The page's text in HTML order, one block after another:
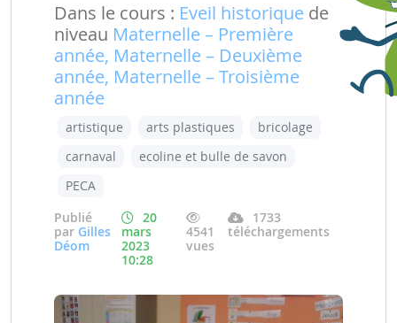
Dans le cours : Eveil historique de
niveau Maternelle – Première
année, Maternelle – Deuxième
année, Maternelle – Troisième
année
artistique arts plastiques
bricolage
carnaval
ecoline et bulle de savon
PECA
Publié
par Gilles
Déom
20
mars
2023
10:28
4541
vues
1733
téléchargements